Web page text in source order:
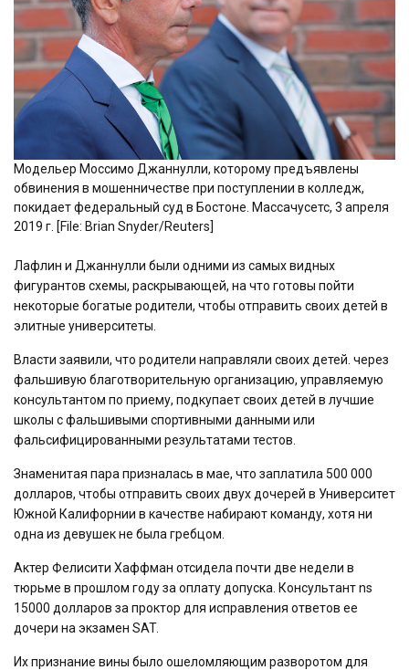
Модельер Моссимо Джаннулли, которому предъявлены
обвинения в мошенничестве при поступлении в колледж,
покидает федеральный суд в Бостоне. Массачусетс, 3 апреля
2019 г. [File: Brian Snyder/Reuters]
Лафлин и Джаннулли были одними из самых видных
фигурантов схемы, раскрывающей, на что готовы пойти
некоторые богатые родители, чтобы отправить своих детей в
элитные университеты.
Власти заявили, что родители направляли своих детей. через
фальшивую благотворительную организацию, управляемую
консультантом по приему, подкупает своих детей в лучшие
школы с фальшивыми спортивными данными или
фальсифицированными результатами тестов.
Знаменитая пара призналась в мае, что заплатила 500 000
долларов, чтобы отправить своих двух дочерей в Университет
Южной Калифорнии в качестве набирают команду, хотя ни
одна из девушек не была гребцом.
Актер Фелисити Хаффман отсидела почти две недели в
тюрьме в прошлом году за оплату допуска. Консультант ns
15000 долларов за проктор для исправления ответов ее
дочери на экзамен SAT.
Их признание вины было ошеломляющим разворотом для